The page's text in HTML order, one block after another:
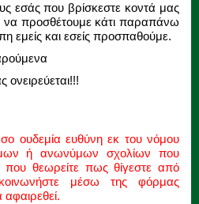
εσάς που βρίσκεστε κοντά μας
να προσθέτουμε κάτι παραπάνω
εμείς και εσείς προσπαθούμε.
ουδεμία ευθύνη εκ του νόμου
ή ανωνύμων σχολίων που
που θεωρείτε πως θίγεστε από
μέσω της φόρμας
αφαιρεθεί.